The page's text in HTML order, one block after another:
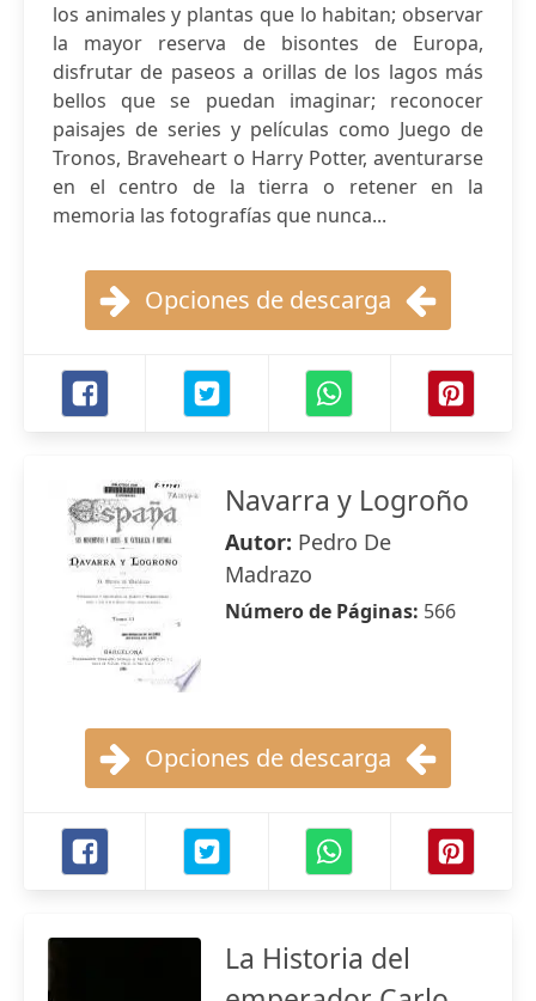
los animales y plantas que lo habitan; observar
la mayor reserva de bisontes de Europa,
disfrutar de paseos a orillas de los lagos más
bellos que se puedan imaginar; reconocer
paisajes de series y películas como Juego de
Tronos, Braveheart o Harry Potter, aventurarse
en el centro de la tierra o retener en la
memoria las fotografías que nunca...
Opciones de descarga
Navarra y Logroño
Autor: Pedro De
Madrazo
Número de Páginas: 566
Opciones de descarga
La Historia del